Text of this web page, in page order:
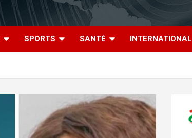
SPORTS SANTÉ INTERNATIONAL